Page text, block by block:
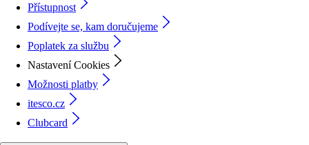
Přístupnost
Podívejte se, kam doručujeme
Poplatek za službu
Nastavení Cookies
Možnosti platby
itesco.cz
Clubcard